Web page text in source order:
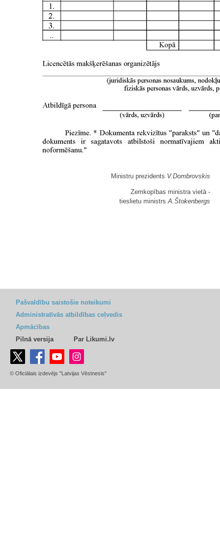
Ministru prezidents V.Dombrovskis
Zemkopības ministra vietā -
tieslietu ministrs A.Štokenbergs
Pašvaldību saistošie noteikumi
Administratīvās atbildības ceļvedis
Apmācības
Pilnā versija
Par Likumi.lv
© Oficiālais izdevējs "Latvijas Vēstnesis"